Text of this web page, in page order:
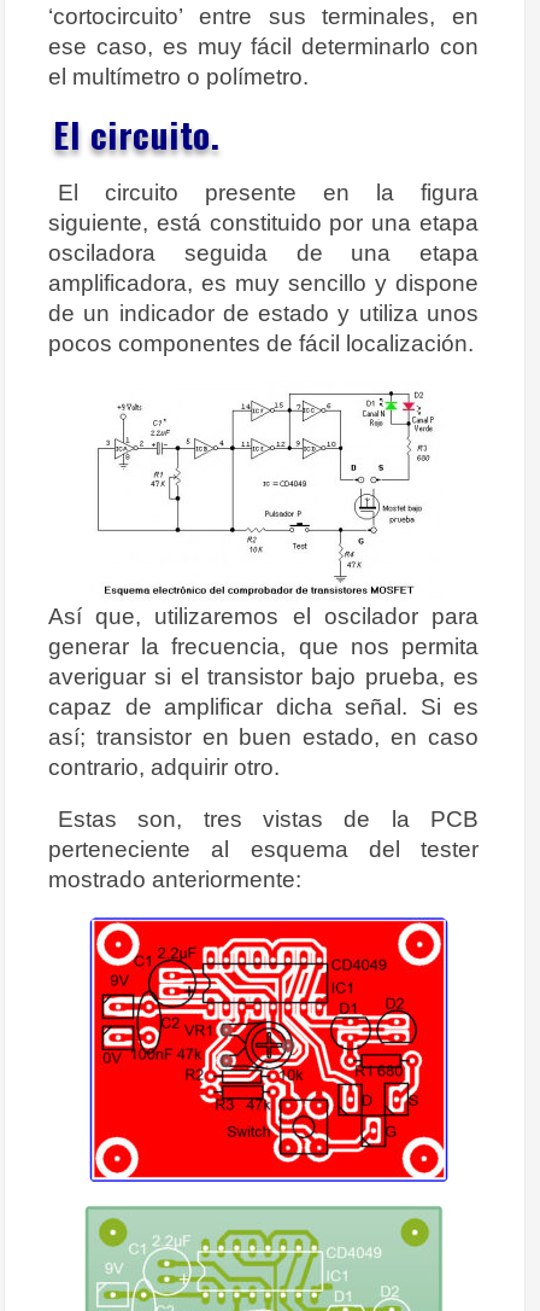
‘cortocircuito’ entre sus terminales, en
ese caso, es muy fácil determinarlo con
el multímetro o polímetro.
El circuito.
El circuito presente en la figura
siguiente, está constituido por una etapa
osciladora seguida de una etapa
amplificadora, es muy sencillo y dispone
de un indicador de estado y utiliza unos
pocos componentes de fácil localización.
Así que, utilizaremos el oscilador para
generar la frecuencia, que nos permita
averiguar si el transistor bajo prueba, es
capaz de amplificar dicha señal. Si es
así; transistor en buen estado, en caso
contrario, adquirir otro.
Estas son, tres vistas de la PCB
perteneciente al esquema del tester
mostrado anteriormente: